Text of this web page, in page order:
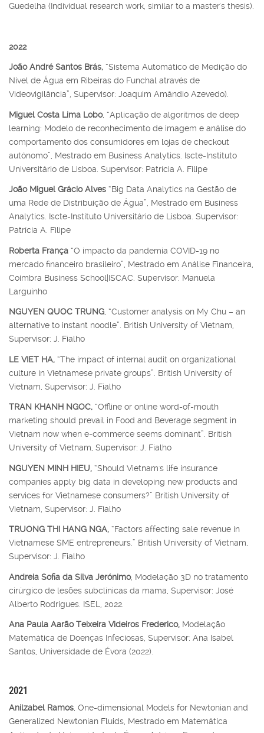
Guedelha (Individual research work, similar to a master's thesis).
2022
João André Santos Brás, “Sistema Automático de Medição do
Nível de Água em Ribeiras do Funchal através de
Videovigilância”, Supervisor: Joaquim Amândio Azevedo).
Miguel Costa Lima Lobo, “Aplicação de algoritmos de deep
learning: Modelo de reconhecimento de imagem e análise do
comportamento dos consumidores em lojas de checkout
autónomo”, Mestrado em Business Analytics. Iscte-Instituto
Universitário de Lisboa. Supervisor: Patrícia A. Filipe
João Miguel Grácio Alves “Big Data Analytics na Gestão de
uma Rede de Distribuição de Água”, Mestrado em Business
Analytics. Iscte-Instituto Universitário de Lisboa. Supervisor:
Patrícia A. Filipe
Roberta França “O impacto da pandemia COVID-19 no
mercado financeiro brasileiro”, Mestrado em Análise Financeira,
Coimbra Business School|ISCAC. Supervisor: Manuela
Larguinho
NGUYEN QUOC TRUNG , “Customer analysis on My Chu – an
alternative to instant noodle”. British University of Vietnam,
Supervisor: J. Fialho
LE VIET HA, “The impact of internal audit on organizational
culture in Vietnamese private groups”. British University of
Vietnam, Supervisor: J. Fialho
TRAN KHANH NGOC, “Offline or online word-of-mouth
marketing should prevail in Food and Beverage segment in
Vietnam now when e-commerce seems dominant”. British
University of Vietnam, Supervisor: J. Fialho
NGUYEN MINH HIEU, “Should Vietnam's life insurance
companies apply big data in developing new products and
services for Vietnamese consumers?” British University of
Vietnam, Supervisor: J. Fialho
TRUONG THI HANG NGA, “Factors affecting sale revenue in
Vietnamese SME entrepreneurs.” British University of Vietnam,
Supervisor: J. Fialho
Andreia Sofia da Silva Jerónimo, Modelação 3D no tratamento
cirúrgico de lesões subclínicas da mama, Supervisor: José
Alberto Rodrigues. ISEL, 2022.
Ana Paula Aarão Teixeira Videiros Frederico, Modelação
Matemática de Doenças Infeciosas, Supervisor: Ana Isabel
Santos, Universidade de Évora (2022).
2021
Anilzabel Ramos, One-dimensional Models for Newtonian and
Generalized Newtonian Fluids, Mestrado em Matemática